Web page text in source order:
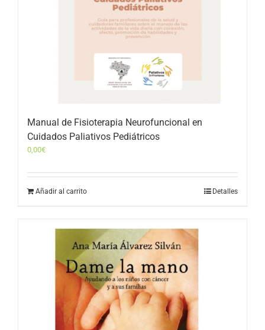
Manual de Fisioterapia Neurofuncional en
Cuidados Paliativos Pediátricos
0,00€
Añadir al carrito Detalles